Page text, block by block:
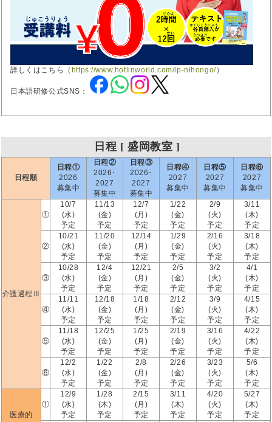
詳しくはこちら（ https://www.hotlinworld.com/lp-nihongo/）
日本語研修公式SNS：
日程 [ 盛岡教室 ]
日程順
日程①
2026
募集中
日程②
2026･
2027
募集中
日程③
2026･
2027
募集中
日程④
2027
募集中
日程⑤
2027
募集中
日程⑥
2027
募集中
介護過程Ⅲ
①
10/7
(水)
予定
11/13
(金)
予定
12/7
(月)
予定
1/22
(金)
予定
2/9
(火)
予定
3/11
(木)
予定
②
10/21
(水)
予定
11/20
(金)
予定
12/14
(月)
予定
1/29
(金)
予定
2/16
(火)
予定
3/18
(木)
予定
③
10/28
(水)
予定
12/4
(金)
予定
12/21
(月)
予定
2/5
(金)
予定
3/2
(火)
予定
4/1
(木)
予定
④
11/11
(水)
予定
12/18
(金)
予定
1/18
(月)
予定
2/12
(金)
予定
3/9
(火)
予定
4/15
(木)
予定
⑤
11/18
(水)
予定
12/25
(金)
予定
1/25
(月)
予定
2/19
(金)
予定
3/16
(火)
予定
4/22
(木)
予定
⑥
12/2
(水)
予定
1/22
(金)
予定
2/8
(月)
予定
2/26
(金)
予定
3/23
(火)
予定
5/6
(木)
予定
医療的
①
12/9
(水)
予定
1/28
(木)
予定
2/15
(月)
予定
3/11
(木)
予定
4/20
(火)
予定
5/27
(木)
予定